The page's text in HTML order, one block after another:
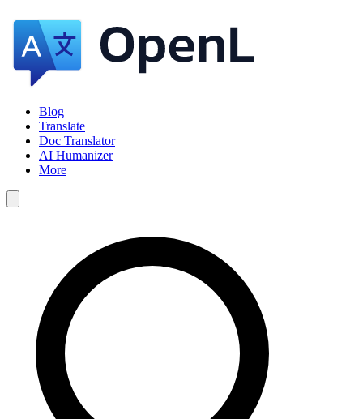
Blog
Translate
Doc Translator
AI Humanizer
More